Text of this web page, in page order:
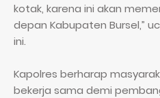
kotak, karena ini akan
depan Kabupaten Bursel,”
ini.
Kapolres berharap
bekerja sama demi